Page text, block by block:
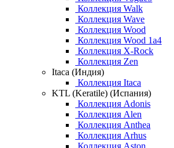
Коллекция Walk
Коллекция Wave
Коллекция Wood
Коллекция Wood 1a4
Коллекция X-Rock
Коллекция Zen
Itaca (Индия)
Коллекция Itaca
KTL (Keratile) (Испания)
Коллекция Adonis
Коллекция Alen
Коллекция Anthea
Коллекция Arhus
Коллекция Aston